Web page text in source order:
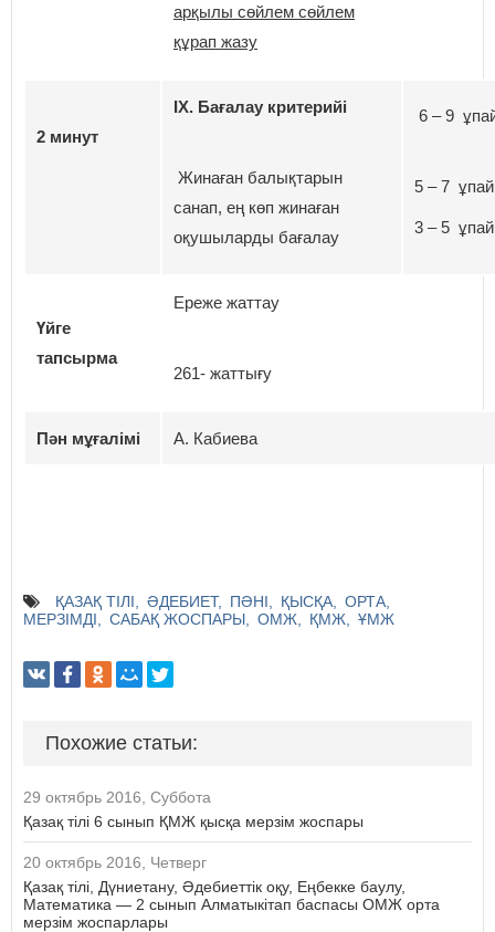
арқылы сөйлем сөйлем
құрап жазу
2 минут
ІХ. Бағалау критерийі
Жинаған балықтарын
санап, ең көп жинаған
оқушыларды бағалау
6 – 9
5 – 7
3 – 5
Үйге
тапсырма
Ереже жаттау
261- жаттығу
Пән мұғалімі А. Кабиева
ҚАЗАҚ ТІЛІ ӘДЕБИЕТ ПӘНІ ҚЫСҚА
ОРТА
МЕРЗІМДІ
САБАҚ ЖОСПАРЫ ОМЖ ҚМЖ ҰМЖ
Похожие статьи:
29 октябрь 2016, Суббота
Қазақ тілі 6 сынып ҚМЖ қысқа мерзім жоспары
20 октябрь 2016, Четверг
Қазақ тілі, Дүниетану, Әдебиеттік оқу, Еңбекке баулу,
Математика — 2 сынып Алматыкітап баспасы ОМЖ орта
мерзім жоспарлары